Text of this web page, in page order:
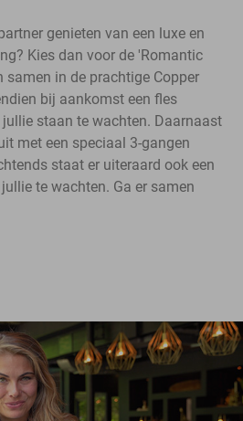
genieten van een luxe en
Kies dan voor de 'Romantic
samen in de prachtige Copper
bij aankomst een fles
staan te wachten. Daarnaast
met een speciaal 3-gangen
staat er uiteraard ook een
te wachten. Ga er samen